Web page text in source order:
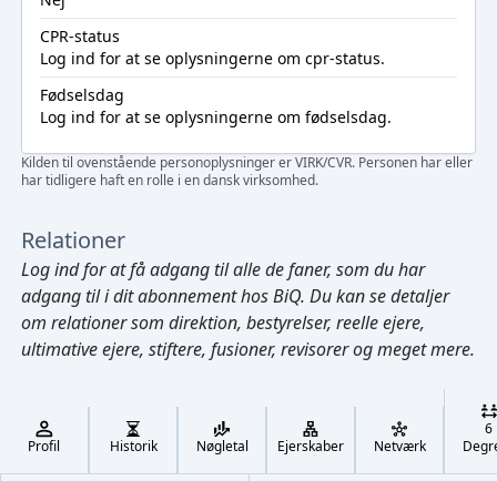
Cmd/Ctrl + K
CPR-status
Log ind for at se oplysningerne om cpr-status.
Fødselsdag
Log ind for at se oplysningerne om fødselsdag.
Kilden til ovenstående personoplysninger er VIRK/CVR. Personen har eller
har tidligere haft en rolle i en dansk virksomhed.
Relationer
Log indfor at få adgang til alle de faner, som du har
adgang til i dit abonnement hos BiQ. Du kan se detaljer
om relationer som direktion, bestyrelser, reelle ejere,
ultimative ejere, stiftere, fusioner, revisorer og meget mere.
Profil Historik Nøgletal Ejerskaber Netværk
6